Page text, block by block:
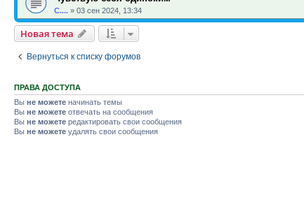
С.... » 03 сен 2024, 13:34
Новая тема
Вернуться к списку форумов
ПРАВА ДОСТУПА
Вы не можете начинать темы
Вы не можете отвечать на сообщения
Вы не можете редактировать свои сообщения
Вы не можете удалять свои сообщения